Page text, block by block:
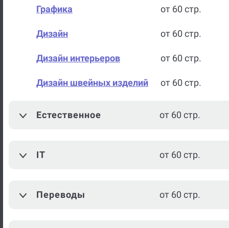
Графика от 60 стр.
Дизайн от 60 стр.
Дизайн интерьеров от 60 стр.
Дизайн швейных изделий от 60 стр.
мастерство
от 60 стр.
Издательское дело от 60 стр.
Естественное от 60 стр.
IT от 60 стр.
Переводы от 60 стр.